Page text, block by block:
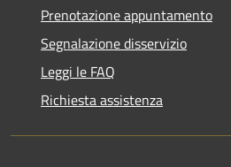
Prenotazione appuntamento
Segnalazione disservizio
Leggi le FAQ
Richiesta assistenza